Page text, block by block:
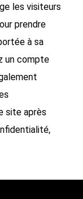
les visiteurs
prendre
à sa
un compte
site après